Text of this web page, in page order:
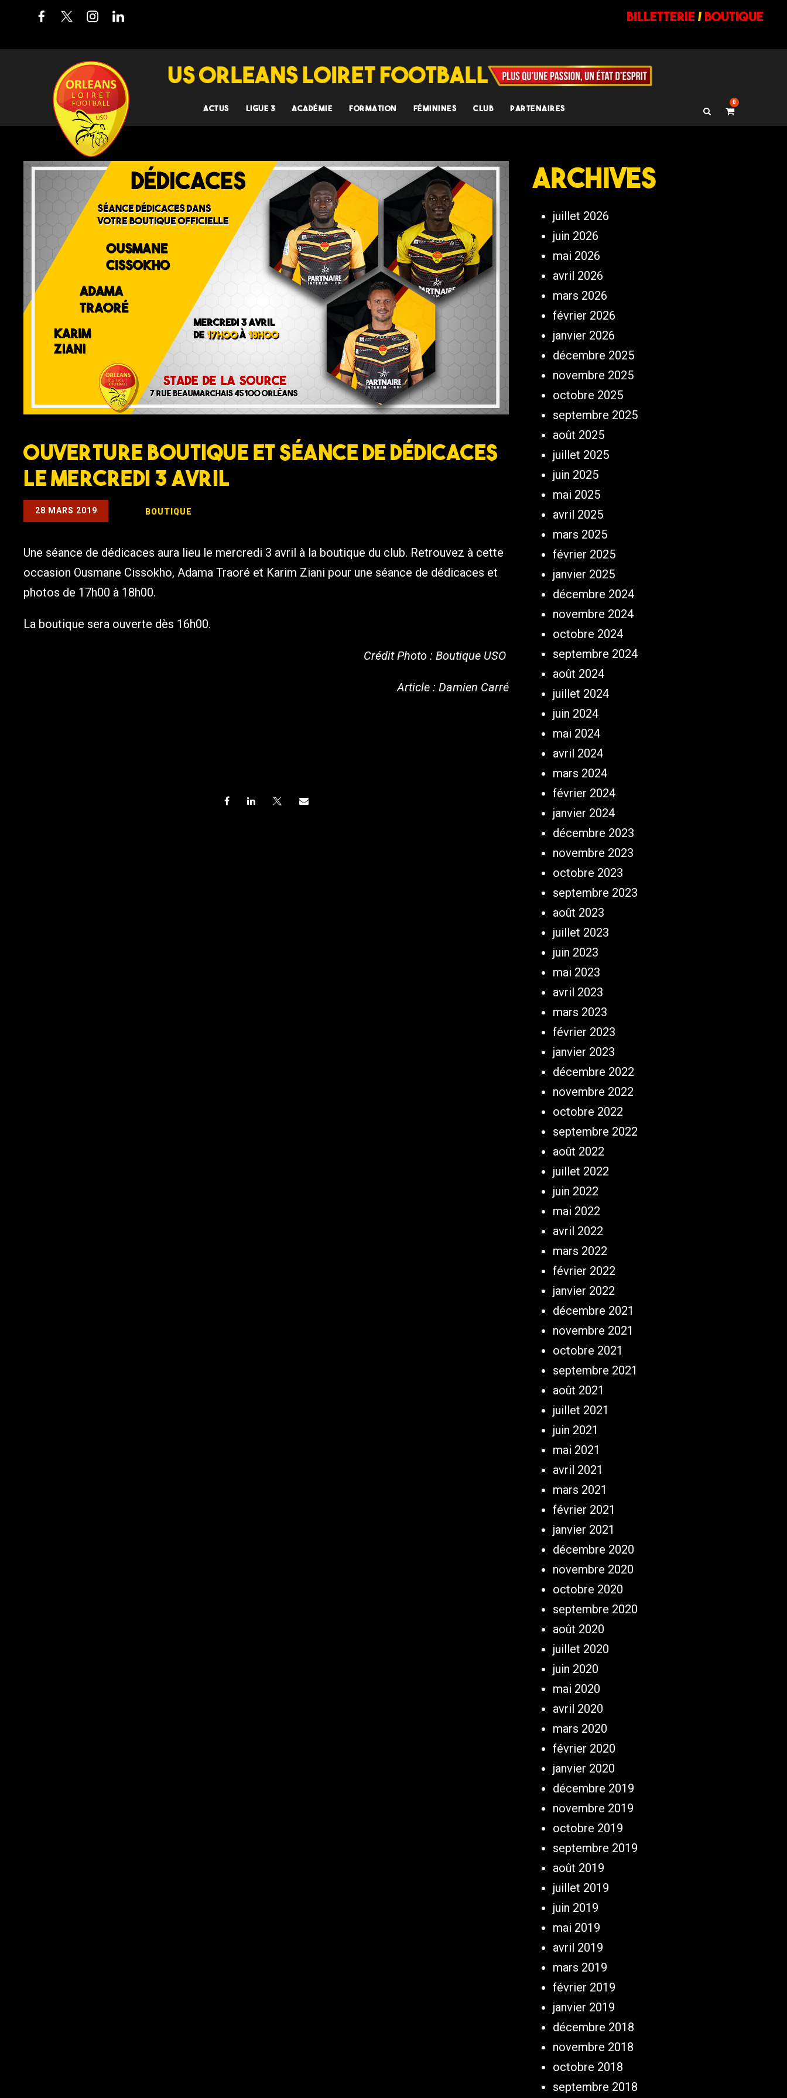
billetterie/ BOUTIQUE
ACTUS LIGUE 3 ACADÉMIE FORMATION FÉMININES CLUB PARTENAIRES
0
Ouverture boutique et séance de dédicaces
le mercredi 3 avril
28 MARS 2019 BOUTIQUE
Une séance de dédicaces aura lieu le mercredi 3 avril à la boutique du club. Retrouvez à cette
occasion Ousmane Cissokho, Adama Traoré et Karim Ziani pour une séance de dédicaces et
photos de 17h00 à 18h00.
La boutique sera ouverte dès 16h00.
Crédit Photo : Boutique USO
Article : Damien Carré
Archives
juillet 2026
juin 2026
mai 2026
avril 2026
mars 2026
février 2026
janvier 2026
décembre 2025
novembre 2025
octobre 2025
septembre 2025
août 2025
juillet 2025
juin 2025
mai 2025
avril 2025
mars 2025
février 2025
janvier 2025
décembre 2024
novembre 2024
octobre 2024
septembre 2024
août 2024
juillet 2024
juin 2024
mai 2024
avril 2024
mars 2024
février 2024
janvier 2024
décembre 2023
novembre 2023
octobre 2023
septembre 2023
août 2023
juillet 2023
juin 2023
mai 2023
avril 2023
mars 2023
février 2023
janvier 2023
décembre 2022
novembre 2022
octobre 2022
septembre 2022
août 2022
juillet 2022
juin 2022
mai 2022
avril 2022
mars 2022
février 2022
janvier 2022
décembre 2021
novembre 2021
octobre 2021
septembre 2021
août 2021
juillet 2021
juin 2021
mai 2021
avril 2021
mars 2021
février 2021
janvier 2021
décembre 2020
novembre 2020
octobre 2020
septembre 2020
août 2020
juillet 2020
juin 2020
mai 2020
avril 2020
mars 2020
février 2020
janvier 2020
décembre 2019
novembre 2019
octobre 2019
septembre 2019
août 2019
juillet 2019
juin 2019
mai 2019
avril 2019
mars 2019
février 2019
janvier 2019
décembre 2018
novembre 2018
octobre 2018
septembre 2018